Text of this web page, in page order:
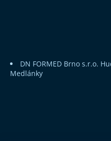
DN FORMED Brno s.r.o.
Medlánky